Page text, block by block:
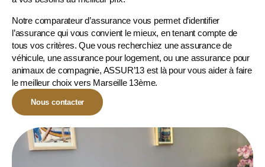
Notre comparateur d’assurance vous permet d’identifier
l’assurance qui vous convient le mieux, en tenant compte de
tous vos critères. Que vous recherchiez une assurance de
véhicule, une assurance pour logement, ou une assurance pour
animaux de compagnie, ASSUR’13 est là pour vous aider à faire
le meilleur choix vers Marseille 13ème.
Nous contacter